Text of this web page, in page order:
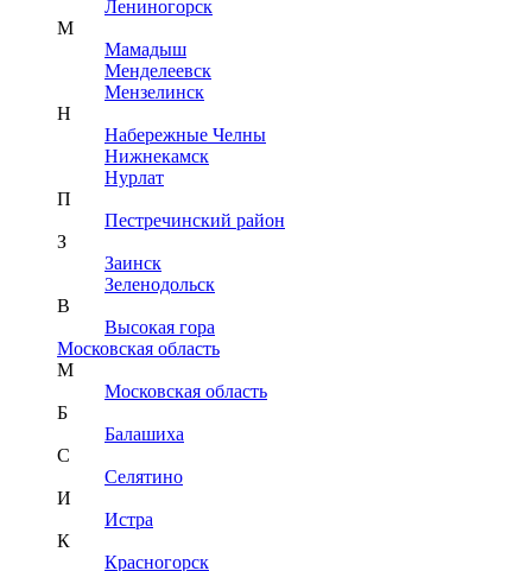
Лениногорск
М
Мамадыш
Менделеевск
Мензелинск
Н
Набережные Челны
Нижнекамск
Нурлат
П
Пестречинский район
З
Заинск
Зеленодольск
В
Высокая гора
Московская область
М
Московская область
Б
Балашиха
С
Селятино
И
Истра
К
Красногорск